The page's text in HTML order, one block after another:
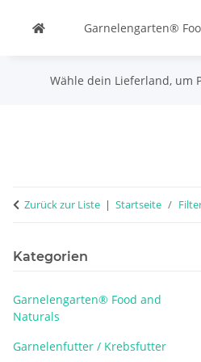
Garnelengarten®
Wähle dein Lieferland, um
Zurück zur Liste Startseite
Kategorien
Garnelengarten® Food and
Naturals
Garnelenfutter / Krebsfutter